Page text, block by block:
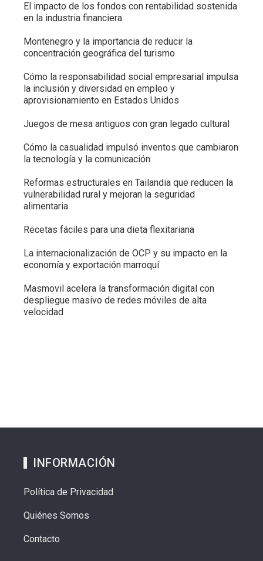
El impacto de los fondos con rentabilidad sostenida
en la industria financiera
Montenegro y la importancia de reducir la
concentración geográfica del turismo
Cómo la responsabilidad social empresarial impulsa
la inclusión y diversidad en empleo y
aprovisionamiento en Estados Unidos
Juegos de mesa antiguos con gran legado cultural
Cómo la casualidad impulsó inventos que cambiaron
la tecnología y la comunicación
Reformas estructurales en Tailandia que reducen la
vulnerabilidad rural y mejoran la seguridad
alimentaria
Recetas fáciles para una dieta flexitariana
La internacionalización de OCP y su impacto en la
economía y exportación marroquí
Masmovil acelera la transformación digital con
despliegue masivo de redes móviles de alta
velocidad
INFORMACIÓN
Política de Privacidad
Quiénes Somos
Contacto